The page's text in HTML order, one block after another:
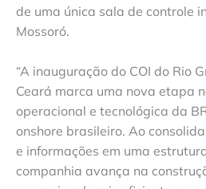
de uma única sala de controle
Mossoró.
“A inauguração do COI do Rio
Ceará marca uma nova etapa
operacional e tecnológica da
onshore brasileiro. Ao
e informações em uma
companhia avança na